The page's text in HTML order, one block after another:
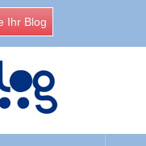
Ihr Blog